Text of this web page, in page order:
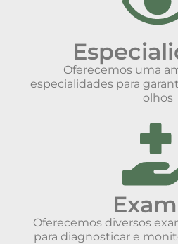
Oferecemos uma
especialidades para
olhos
Oferecemos diversos
para diagnosticar e